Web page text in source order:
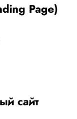
Page)
сайт